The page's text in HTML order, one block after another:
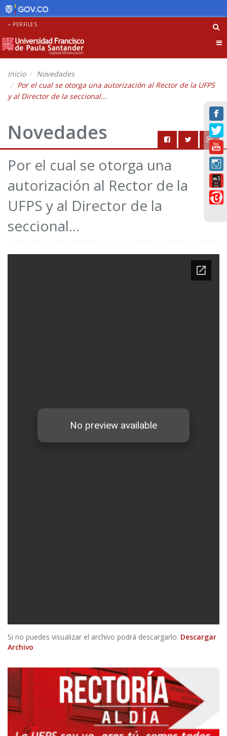
PERFILES
Inicio
Novedades
Por el cual se otorga una autorización al Rector de la UFPS
y al Director de la seccional...
Novedades
Por el cual se otorga una
autorización al Rector de la
UFPS y al Director de la
seccional...
Si no puedes visualizar el archivo podrá descargarlo. Descargar
Archivo